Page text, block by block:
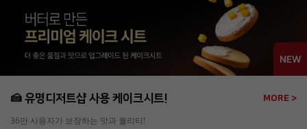
🍰 유명디저트샵 사용 케이크시트! MORE >
36만 사용자가 보장하는 맛과 퀄리티!